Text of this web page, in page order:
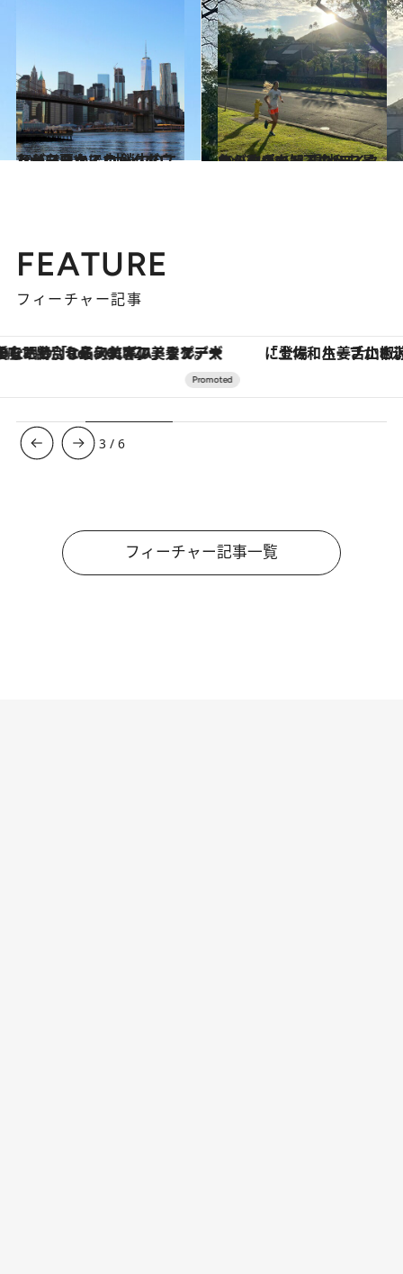
2020.3.31
なぜコロナにロックダウンが必要か？ 封鎖中のニューヨークでわかったこと
ライフスタイル 2020.4.18
ロックダウン下のハワイからレポート 現地ライターが改めて知る心和む景色
旅＆お出かけ
FEATURE
フィーチャー記事
「土佐和ハーブかき氷」がOMO7高知に登場！生姜、山椒、大葉など目にも舌にも涼を呼ぶ郷土の味 ヴァシュロン・コンスタンタ
3 /6
フィーチャー記事一覧